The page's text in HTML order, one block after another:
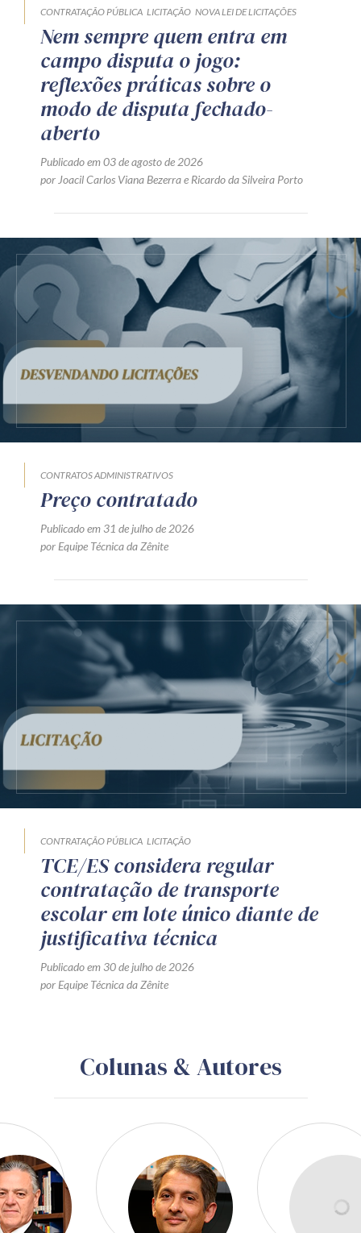
CONTRATAÇÃO PÚBLICA LICITAÇÃO NOVA LEI DE LICITAÇÕES
Nem sempre quem entra em
campo disputa o jogo:
reflexões práticas sobre o
modo de disputa fechado-
aberto
Publicado em 03 de agosto de 2026
por Joacil Carlos Viana Bezerrae Ricardo da Silveira Porto
CONTRATOS ADMINISTRATIVOS
Preço contratado
Publicado em 31 de julho de 2026
por Equipe Técnica da Zênite
CONTRATAÇÃO PÚBLICA LICITAÇÃO
TCE/ES considera regular
contratação de transporte
escolar em lote único diante de
justificativa técnica
Publicado em 30 de julho de 2026
por Equipe Técnica da Zênite
Colunas & Autores